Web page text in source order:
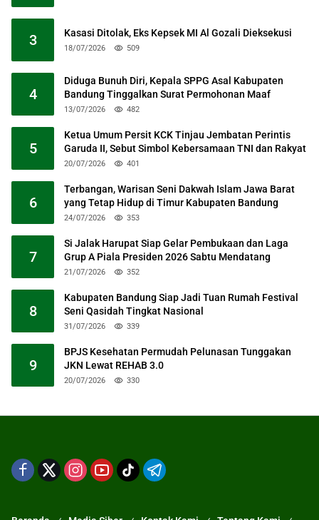
3 Kasasi Ditolak, Eks Kepsek MI Al Gozali Dieksekusi
18/07/2026 509
4
Diduga Bunuh Diri, Kepala SPPG Asal Kabupaten
Bandung Tinggalkan Surat Permohonan Maaf
13/07/2026 482
5
Ketua Umum Persit KCK Tinjau Jembatan Perintis
Garuda II, Sebut Simbol Kebersamaan TNI dan Rakyat
20/07/2026 401
6
Terbangan, Warisan Seni Dakwah Islam Jawa Barat
yang Tetap Hidup di Timur Kabupaten Bandung
24/07/2026 353
7
Si Jalak Harupat Siap Gelar Pembukaan dan Laga
Grup A Piala Presiden 2026 Sabtu Mendatang
21/07/2026 352
8
Kabupaten Bandung Siap Jadi Tuan Rumah Festival
Seni Qasidah Tingkat Nasional
31/07/2026 339
9
BPJS Kesehatan Permudah Pelunasan Tunggakan
JKN Lewat REHAB 3.0
20/07/2026 330